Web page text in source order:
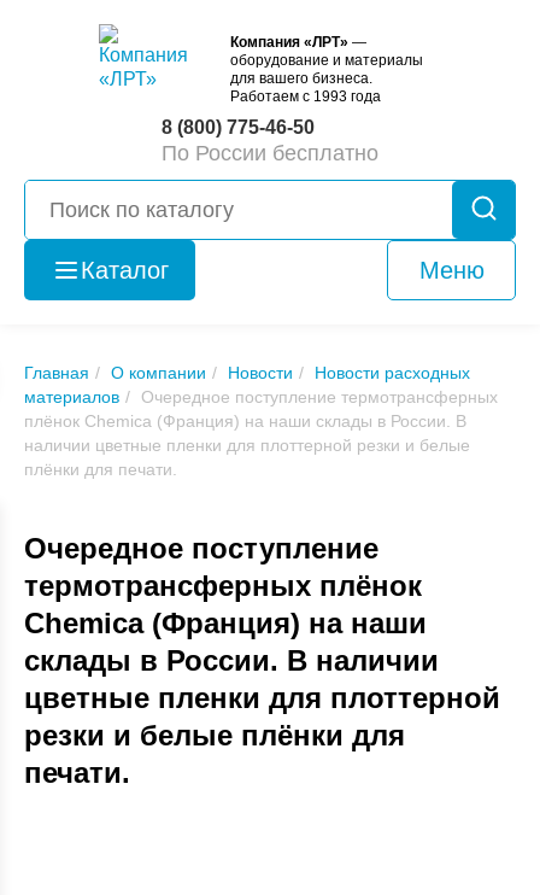
Компания «ЛРТ» —
оборудование и материалы
для вашего бизнеса.
Работаем с 1993 года
8 (800) 775-46-50
По России бесплатно
Каталог Меню
Оборудование
б/у
Главная О компании Новости
Новости расходных
материалов
Очередное поступление термотрансферных
плёнок Chemica (Франция) на наши склады в России. В
наличии цветные пленки для плоттерной резки и белые
плёнки для печати.
Очередное поступление
термотрансферных плёнок
Chemica (Франция) на наши
склады в России. В наличии
цветные пленки для плоттерной
резки и белые плёнки для
печати.